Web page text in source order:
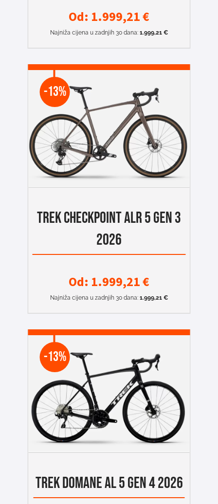
Od: 1.999,21€
Najniža cijena u zadnjih 30 dana: 1.999,21 €
-13%
TREK CHECKPOINT ALR 5 GEN 3
2026
Od: 1.999,21€
Najniža cijena u zadnjih 30 dana: 1.999,21 €
-13%
TREK DOMANE AL 5 GEN 4 2026